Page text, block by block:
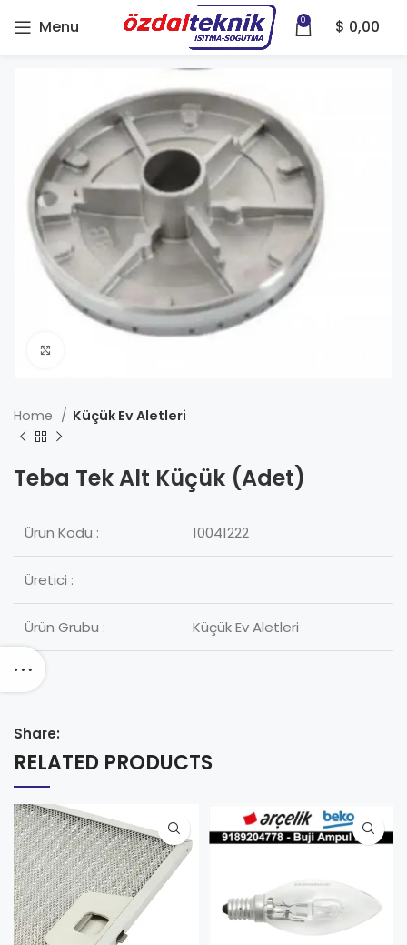
Menu 0 $ 0,00
Home Küçük Ev Aletleri
Teba Tek Alt Küçük (Adet)
Ürün Kodu : 10041222
Üretici :
Ürün Grubu : Küçük Ev Aletleri
Share:
RELATED PRODUCTS